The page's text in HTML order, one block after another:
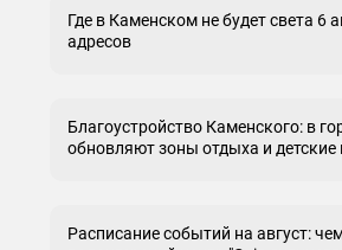
Где в Каменском не будет света 6
адресов
Благоустройство Каменского: в
обновляют зоны отдыха и
Расписание событий на август: